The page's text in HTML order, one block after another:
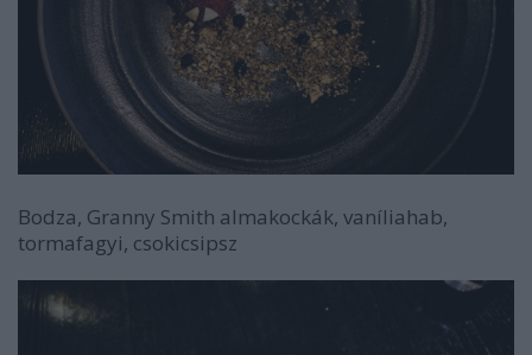
Bodza, Granny Smith almakockák, vaníliahab,
tormafagyi, csokicsipsz